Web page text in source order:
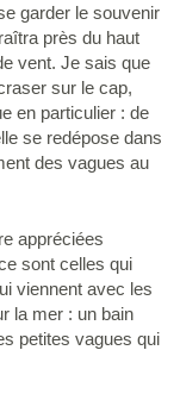
garder le souvenir
près du haut
vent. Je sais que
sur le cap,
en particulier : de
se redépose dans
des vagues au
appréciées
sont celles qui
viennent avec les
la mer : un bain
petites vagues qui